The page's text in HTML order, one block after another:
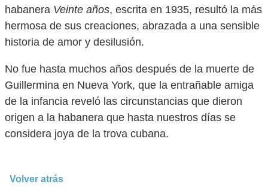
habanera Veinte años, escrita en 1935, resultó la más
hermosa de sus creaciones, abrazada a una sensible
historia de amor y desilusión.
No fue hasta muchos años después de la muerte de
Guillermina en Nueva York, que la entrañable amiga
de la infancia reveló las circunstancias que dieron
origen a la habanera que hasta nuestros días se
considera joya de la trova cubana.
Volver atrás